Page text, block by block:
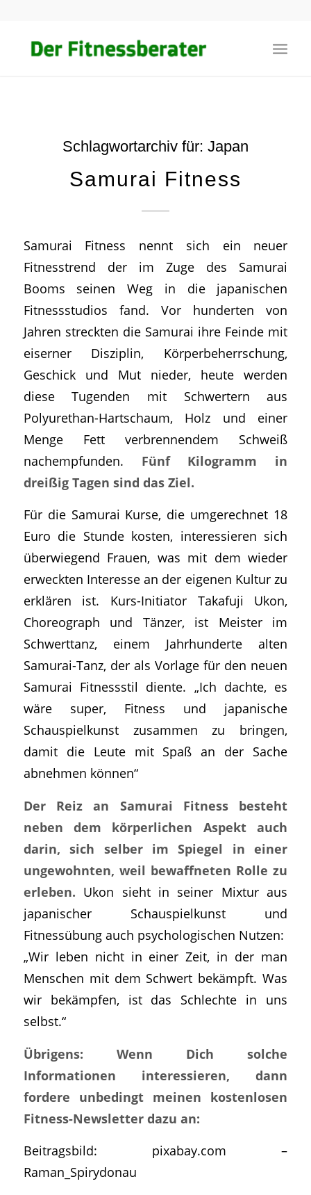
Schlagwortarchiv für: Japan
Samurai Fitness
Samurai Fitness nennt sich ein neuer
Fitnesstrend der im Zuge des Samurai
Booms seinen Weg in die japanischen
Fitnessstudios fand. Vor hunderten von
Jahren streckten die Samurai ihre Feinde mit
eiserner Disziplin, Körperbeherrschung,
Geschick und Mut nieder, heute werden
diese Tugenden mit Schwertern aus
Polyurethan-Hartschaum, Holz und einer
Menge Fett verbrennendem Schweiß
nachempfunden. Fünf Kilogramm in
dreißig Tagen sind das Ziel.
Für die Samurai Kurse, die umgerechnet 18
Euro die Stunde kosten, interessieren sich
überwiegend Frauen, was mit dem wieder
erweckten Interesse an der eigenen Kultur zu
erklären ist. Kurs-Initiator Takafuji Ukon,
Choreograph und Tänzer, ist Meister im
Schwerttanz, einem Jahrhunderte alten
Samurai-Tanz, der als Vorlage für den neuen
Samurai Fitnessstil diente. „Ich dachte, es
wäre super, Fitness und japanische
Schauspielkunst zusammen zu bringen,
damit die Leute mit Spaß an der Sache
abnehmen können“
Der Reiz an Samurai Fitness besteht
neben dem körperlichen Aspekt auch
darin, sich selber im Spiegel in einer
ungewohnten, weil bewaffneten Rolle zu
erleben. Ukon sieht in seiner Mixtur aus
japanischer Schauspielkunst und
Fitnessübung auch psychologischen Nutzen:
„Wir leben nicht in einer Zeit, in der man
Menschen mit dem Schwert bekämpft. Was
wir bekämpfen, ist das Schlechte in uns
selbst.“
Übrigens: Wenn Dich solche
Informationen interessieren, dann
fordere unbedingt meinen kostenlosen
Fitness-Newsletter dazu an:
Beitragsbild: pixabay.com –
Raman_Spirydonau